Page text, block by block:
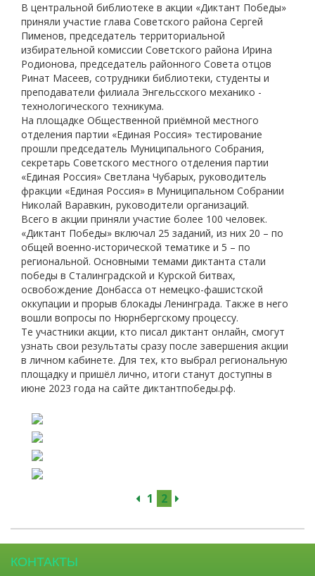
В центральной библиотеке в акции «Диктант Победы»
приняли участие глава Советского района Сергей
Пименов, председатель территориальной
избирательной комиссии Советского района Ирина
Родионова, председатель районного Совета отцов
Ринат Масеев, сотрудники библиотеки, студенты и
преподаватели филиала Энгельсского механико -
технологического техникума.
На площадке Общественной приёмной местного
отделения партии «Единая Россия» тестирование
прошли председатель Муниципального Собрания,
секретарь Советского местного отделения партии
«Единая Россия» Светлана Чубарых, руководитель
фракции «Единая Россия» в Муниципальном Собрании
Николай Варавкин, руководители организаций.
Всего в акции приняли участие более 100 человек.
«Диктант Победы» включал 25 заданий, из них 20 – по
общей военно-исторической тематике и 5 – по
региональной. Основными темами диктанта стали
победы в Сталинградской и Курской битвах,
освобождение Донбасса от немецко-фашистской
оккупации и прорыв блокады Ленинграда. Также в него
вошли вопросы по Нюрнбергскому процессу.
Те участники акции, кто писал диктант онлайн, смогут
узнать свои результаты сразу после завершения акции
в личном кабинете. Для тех, кто выбрал региональную
площадку и пришёл лично, итоги станут доступны в
июне 2023 года на сайте диктантпобеды.рф.
1 2
КОНТАКТЫ